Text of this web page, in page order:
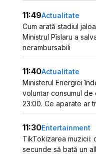
11:49Actualitate
Cum arată stadiul
Ministrul Pîslaru a
nerambursabili
11:40Actualitate
Ministerul Energiei
voluntar consumul de
23:00. Ce aparate ar
11:30Entertainment
TikTokizarea muzicii:
secunde să bată un